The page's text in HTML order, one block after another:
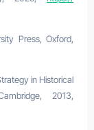
Press, Oxford,
in Historical
2013,